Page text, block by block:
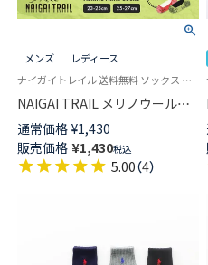
メンズ
レディース
ナイガイトレイル 送料無料 ソックス 山登り トレッキング ロングトレイル 富士登山 パイル編
NAIGAI TRAIL メリノウール混
2重リブ 登山用靴下 総パイル 足
口ループ付 クルー丈 足底滑り
止め付き 90370007
通常価格 ¥1,430
販売価格 ¥1,430税込
5.00（4）